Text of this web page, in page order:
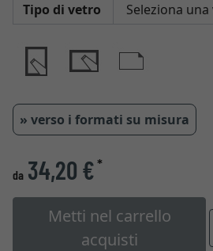
Tipo di vetro
» verso i formati su misura
da 34,20 €*
Metti nel carrello
acquisti